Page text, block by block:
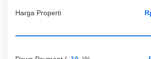
Harga Properti